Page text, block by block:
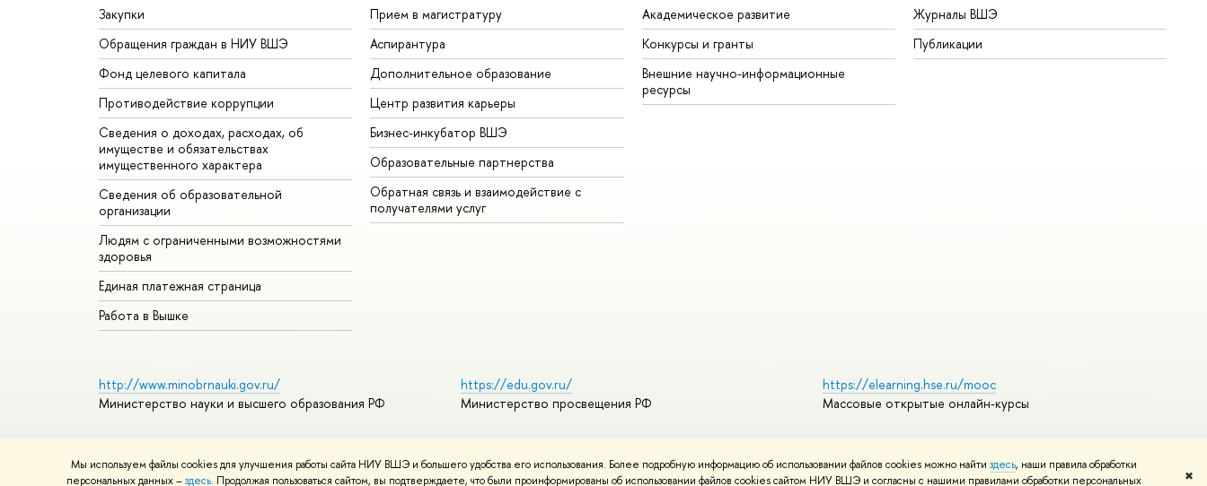
Мы используем файлы cookies для улучшения работы сайта НИУ ВШЭ и большего удобства его использования. Более подробную информацию об использовании файлов cookies можно найти здесь, наши правила обработки
персональных данных –здесь. Продолжая пользоваться сайтом, вы подтверждаете, что были проинформированы об использовании файлов cookies сайтом НИУ ВШЭ и согласны с нашими правилами обработки персональных ✖
Закупки
Обращения граждан в НИУ ВШЭ
Фонд целевого капитала
Противодействие коррупции
Сведения о доходах, расходах, об
имуществе и обязательствах
имущественного характера
Сведения об образовательной
организации
Людям с ограниченными возможностями
здоровья
Единая платежная страница
Работа в Вышке
Прием в магистратуру
Аспирантура
Дополнительное образование
Центр развития карьеры
Бизнес-инкубатор ВШЭ
Образовательные партнерства
Обратная связь и взаимодействие с
получателями услуг
Академическое развитие
Конкурсы и гранты
Внешние научно-информационные
ресурсы
Журналы ВШЭ
Публикации
http://www.minobrnauki.gov.ru/
Министерство науки и высшего образования РФ
https://edu.gov.ru/
Министерство просвещения РФ
https://elearning.hse.ru/mooc
Массовые открытые онлайн-курсы
© НИУ ВШЭ 1993–2026 Адреса и контакты Условия использования материалов Политика конфиденциальности Редактору